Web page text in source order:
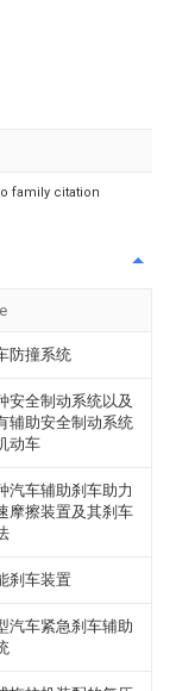
family citation
防撞系统
安全制动系统以及
辅助安全制动系统
动车
汽车辅助刹车助力
摩擦装置及其刹车
刹车装置
汽车紧急刹车辅助